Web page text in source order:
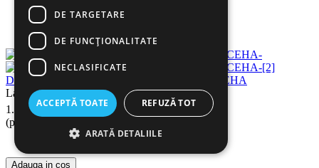
Dulap metalic cu usi pliabile, 120x42x100 cm CEHA
La Comandă
1.699 00 Lei
(pret cu TVA inclus)
Adauga in cos
DE TARGETARE
DE FUNCŢIONALITATE
NECLASIFICATE
ACCEPTĂ TOATE REFUZĂ TOT
ARATĂ DETALIILE